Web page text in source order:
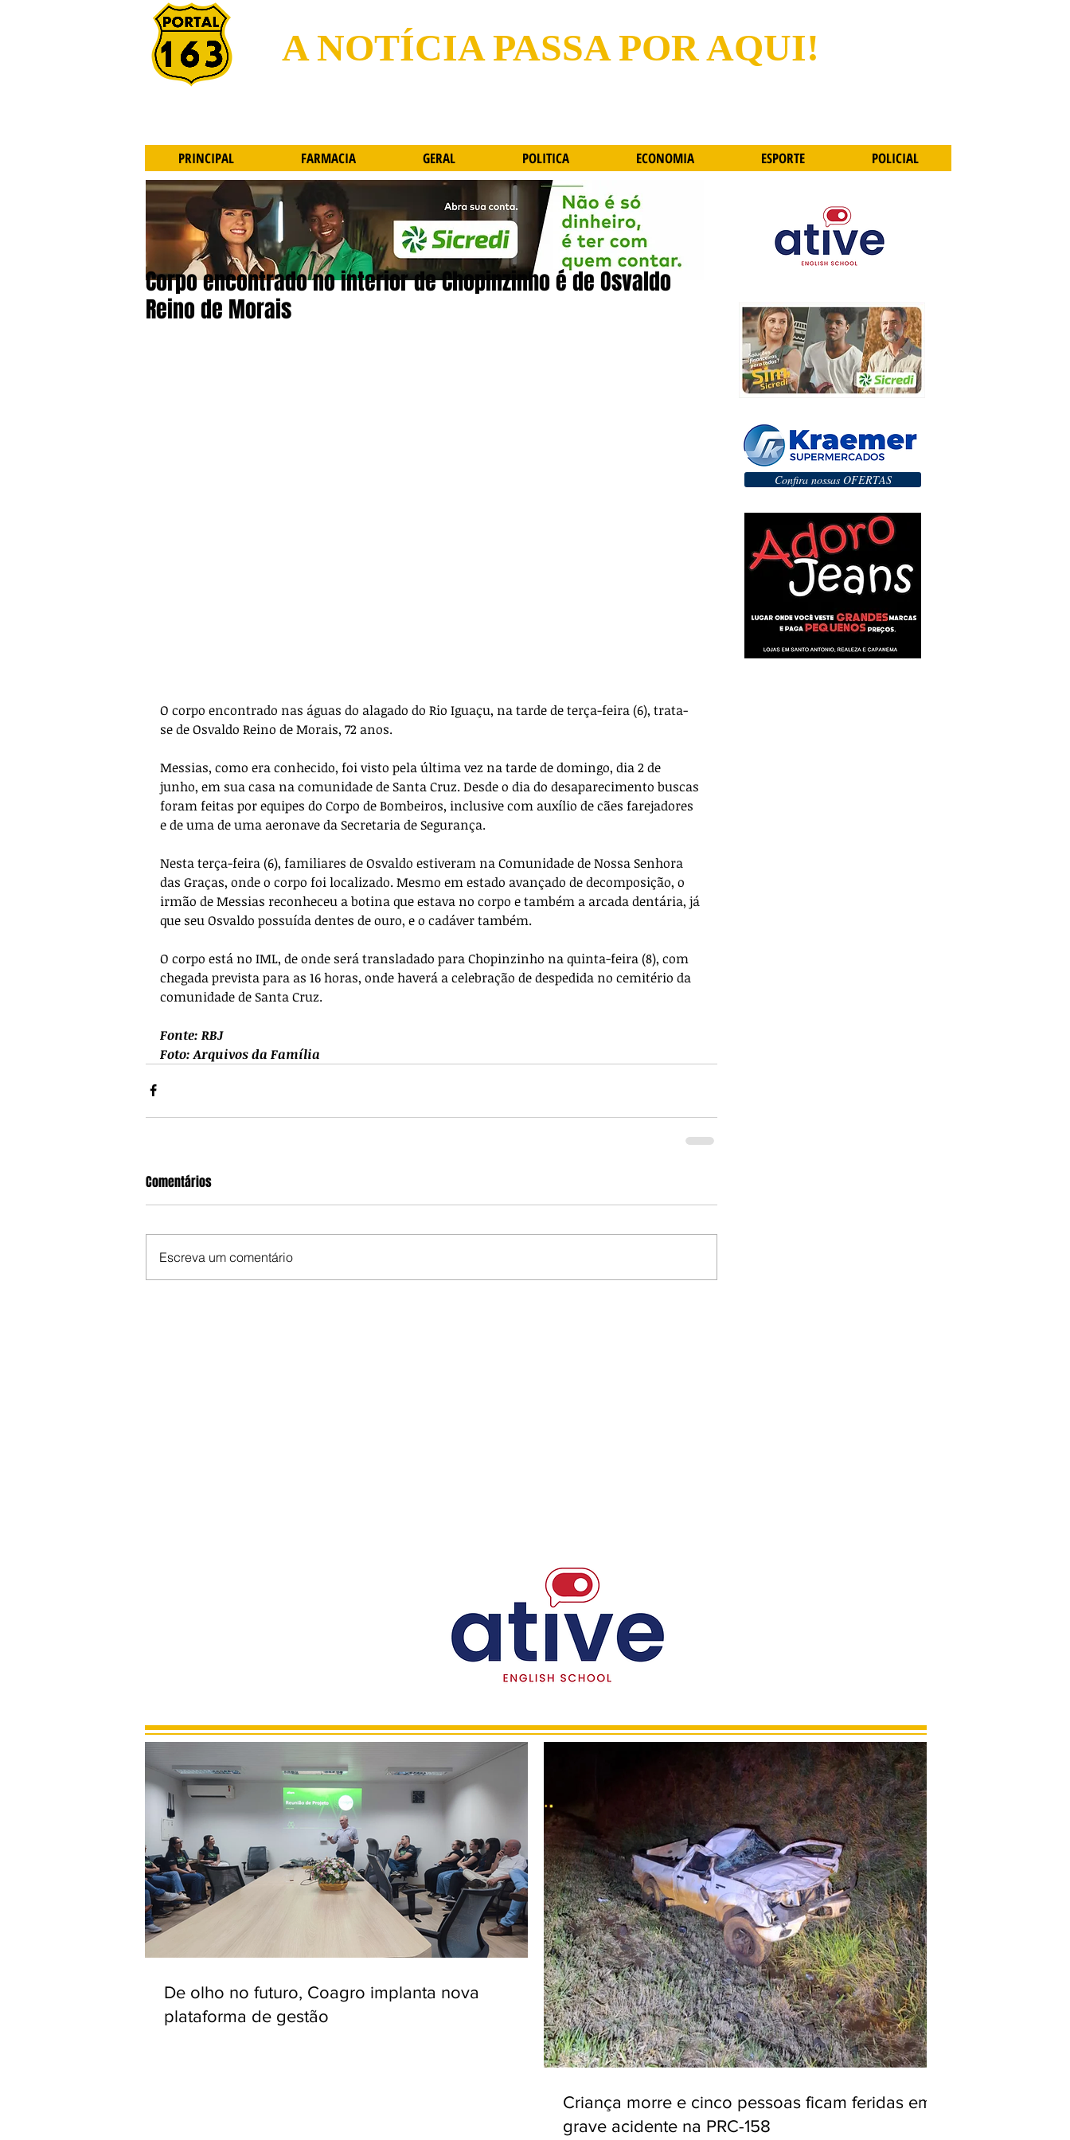
A NOTÍCIA PASSA POR AQUI!
Corpo encontrado no interior de Chopinzinho é de Osvaldo
Reino de Morais
O corpo encontrado nas águas do alagado do Rio Iguaçu, na tarde de terça-feira (6), trata-
se de Osvaldo Reino de Morais, 72 anos.
Messias, como era conhecido, foi visto pela última vez na tarde de domingo, dia 2 de
junho, em sua casa na comunidade de Santa Cruz. Desde o dia do desaparecimento buscas
foram feitas por equipes do Corpo de Bombeiros, inclusive com auxílio de cães farejadores
e de uma de uma aeronave da Secretaria de Segurança.
Nesta terça-feira (6), familiares de Osvaldo estiveram na Comunidade de Nossa Senhora
das Graças, onde o corpo foi localizado. Mesmo em estado avançado de decomposição, o
irmão de Messias reconheceu a botina que estava no corpo e também a arcada dentária, já
que seu Osvaldo possuída dentes de ouro, e o cadáver também.
O corpo está no IML, de onde será transladado para Chopinzinho na quinta-feira (8), com
chegada prevista para as 16 horas, onde haverá a celebração de despedida no cemitério da
comunidade de Santa Cruz.
Fonte: RBJ
Foto: Arquivos da Família
Comentários
Escreva um comentário
Confira nossas OFERTAS
De olho no futuro, Coagro implanta nova
plataforma de gestão
Criança morre e cinco pessoas ficam feridas em
grave acidente na PRC-158
PRINCIPAL FARMACIA GERAL POLITICA ECONOMIA ESPORTE POLICIAL